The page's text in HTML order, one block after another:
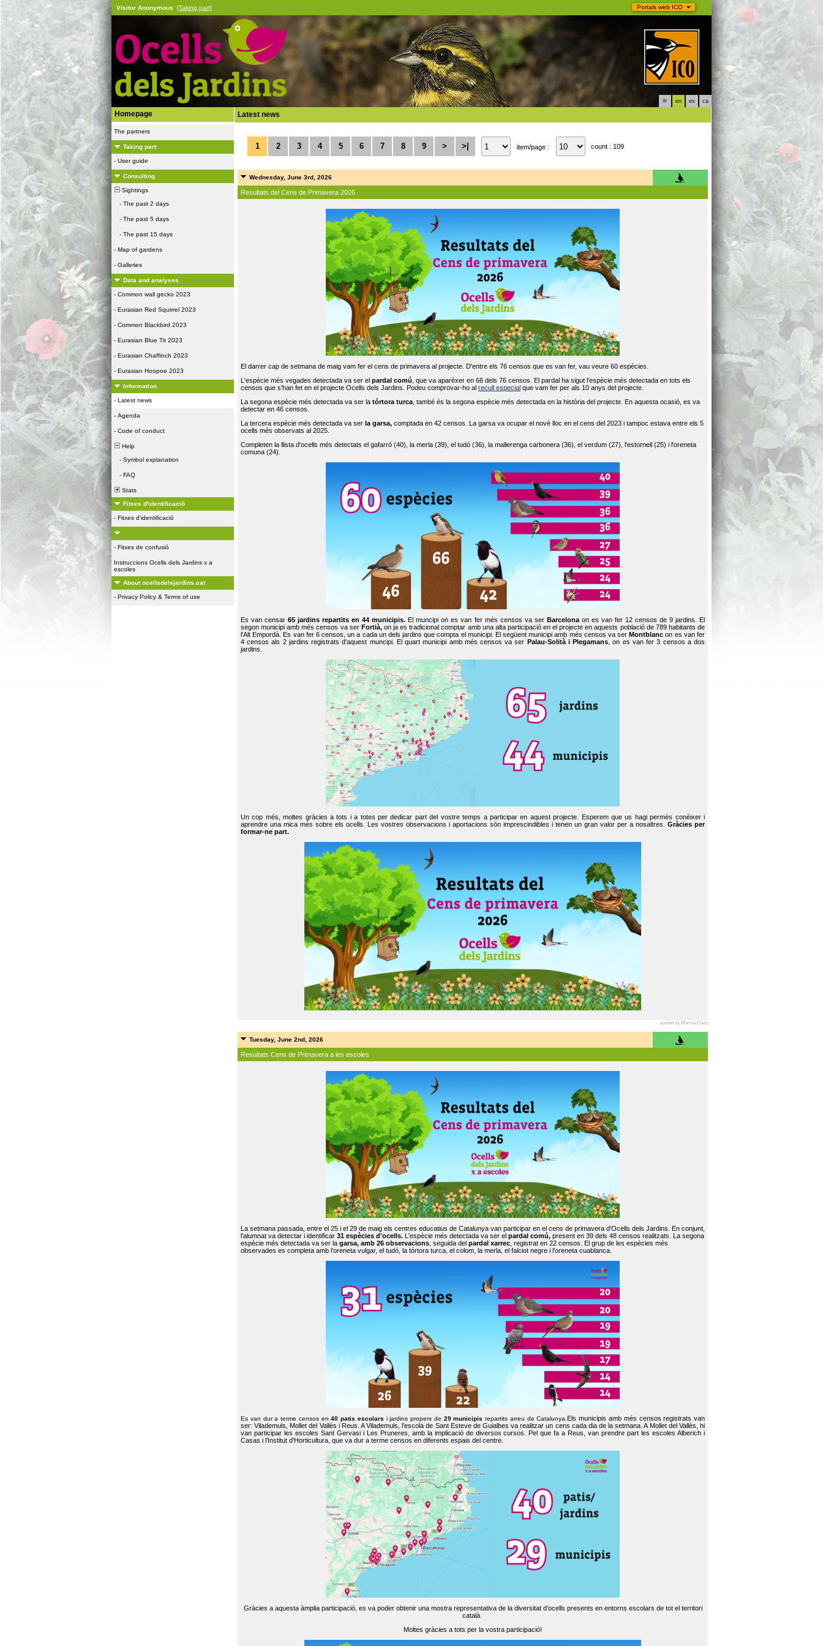
Portals web ICO
Visitor Anonymous [Taking part]
fr en es ca
Homepage
The partners
Taking part
- User guide
Consulting
Sightings
- The past 2 days
- The past 5 days
- The past 15 days
- Map of gardens
- Galleries
Data and analyses
- Common wall gecko 2023
- Eurasian Red Squirrel 2023
- Common Blackbird 2023
- Eurasian Blue Tit 2023
- Eurasian Chaffinch 2023
- Eurasian Hoopoe 2023
Information
- Latest news
- Agenda
- Code of conduct
Help
- Symbol explanation
- FAQ
Stats
Fitxes d'identificació
- Fitxes d'identificació
- Fitxes de confusió
Instruccions Ocells dels Jardins x a
escoles
About ocellsdelsjardins.cat
- Privacy Policy & Terms of use
Latest news
1 2 3 4 5 6 7 8 9 > >| item/page : count : 109
Wednesday, June 3rd, 2026
Resultats del Cens de Primavera 2026
El darrer cap de setmana de maig vam fer el cens de primavera al projecte. D'entre els 76 censos que es van fer, vau veure 60 espècies.
L'espècie més vegades detectada va ser el pardal comú , que va aparèxer en 66 dels 76 censos. El pardal ha sigut l'espècie més detectada en tots els
censos que s'han fet en el projecte Ocells dels Jardins. Podeu comprovar-ho al recull especial que vam fer per als 10 anys del projecte.
La segona espècie més detectada va ser la tórtora turca , també és la segona espècie més detectada en la història del projecte. En aquesta ocasió, es va
detectar en 46 censos.
La tercera espècie més detectada va ser la garsa, comptada en 42 censos. La garsa va ocupar el novè lloc en el cens del 2023 i tampoc estava entre els 5
ocells més observats al 2025.
Completen la llista d'ocells més detectats el gafarró (40), la merla (39), el tudó (36), la mallerenga carbonera (36), el verdum (27), l'estornell (25) i l'oreneta
comuna (24).
Es van censar65 jardins repartits en 44 municipis. El muncipi on es van fer més censos va ser Barcelonaon es van fer 12 censos de 9 jardins. El
segon municipi amb més censos va ser Fortià, on ja es tradicional comptar amb una alta participació en el projecte en aquests població de 789 habitants de
l'Alt Empordà. Es van fer 6 censos, un a cada un dels jardins que compta el municipi. El següent municipi amb més censos va serMontblanc on es van fer
4 censos als 2 jardins registrats d'aquest muncipi. El quart municipi amb més censos va ser Palau-Solità i Plegamans , on es van fer 3 censos a dos
jardins.
Un cop més, moltes gràcies a tots i a totes per dedicar part del vostre temps a participar en aquest projecte. Esperem que us hagi permès conèixer i
aprendre una mica més sobre els ocells. Les vostres observacions i aportacions són imprescindibles i tenen un gran valor per a nosaltres. Gràcies per
formar-ne part.
posted by Marina Cuito
Tuesday, June 2nd, 2026
Resultats Cens de Primavera a les escoles
La setmana passada, entre el 25 i el 29 de maig els centres educatius de Catalunya van participar en el cens de primavera d'Ocells dels Jardins. En conjunt,
l'alumnat va detectar i identificar 31 espècies d'ocells. L'espècie més detectada va ser el pardal comú, present en 39 dels 48 censos realitzats. La segona
espècie més detectada va ser la garsa, amb 26 observacions , seguida del pardal xarrec , registrat en 22 censos. El grup de les espècies més
observades es completa amb l’oreneta vulgar, el tudó, la tórtora turca, el colom, la merla, el falciot negre i l’oreneta cuablanca.
Es van dur a terme censos en40 patis escolars i jardins propers de 29 municipis repartits arreu de Catalunya. Els municipis amb més censos registrats van
ser: Vilademuls, Mollet del Vallès i Reus. A Vilademuls, l’escola de Sant Esteve de Guialbes va realitzar un cens cada dia de la setmana. A Mollet del Vallès, hi
van participar les escoles Sant Gervasi i Les Pruneres, amb la implicació de diversos cursos. Pel que fa a Reus, van prendre part les escoles Alberich i
Casas i l’Institut d’Horticultura, que va dur a terme censos en diferents espais del centre.
Gràcies a aquesta àmplia participació, es va poder obtenir una mostra representativa de la diversitat d’ocells presents en entorns escolars de tot el territori
català.
Moltes gràcies a tots per la vostra participació!